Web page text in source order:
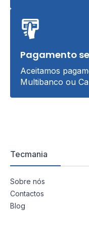
Pagamento
Aceitamos
Multibanco ou
Tecmania
Sobre nós
Contactos
Blog